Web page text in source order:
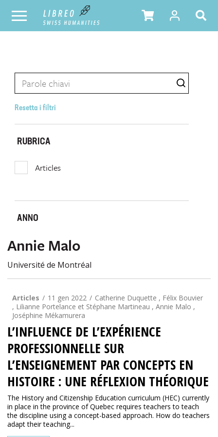
Resetta i filtri
RUBRICA
Articles
ANNO
Annie Malo
Université de Montréal
Articles 11 gen 2022
Catherine Duquette , Félix Bouvier
, Lilianne Portelance et Stéphane Martineau , Annie Malo ,
Joséphine Mékamurera
L’INFLUENCE DE L’EXPÉRIENCE
PROFESSIONNELLE SUR
L’ENSEIGNEMENT PAR CONCEPTS EN
HISTOIRE : UNE RÉFLEXION THÉORIQUE
The History and Citizenship Education curriculum (HEC) currently
in place in the province of Quebec requires teachers to teach
the discipline using a concept-based approach. How do teachers
adapt their teaching...